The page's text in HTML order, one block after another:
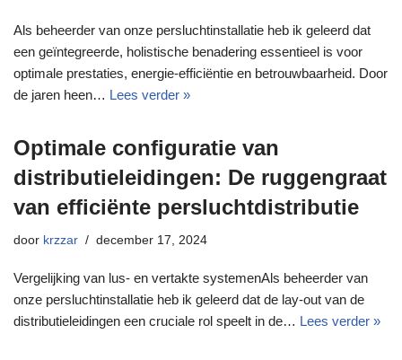
Als beheerder van onze persluchtinstallatie heb ik geleerd dat
een geïntegreerde, holistische benadering essentieel is voor
optimale prestaties, energie-efficiëntie en betrouwbaarheid. Door
de jaren heen… Lees verder »
Optimale configuratie van
distributieleidingen: De ruggengraat
van efficiënte persluchtdistributie
door krzzar december 17, 2024
Vergelijking van lus- en vertakte systemenAls beheerder van
onze persluchtinstallatie heb ik geleerd dat de lay-out van de
distributieleidingen een cruciale rol speelt in de… Lees verder »